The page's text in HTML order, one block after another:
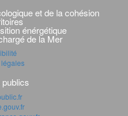
et de la cohésion
énérgétique
de la Mer